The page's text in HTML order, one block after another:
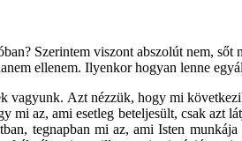
Szerintem viszont abszolút nem,
ellenem. Ilyenkor hogyan lenne
vagyunk. Azt nézzük, hogy mi
mi az, ami esetleg beteljesült, csak
tegnapban mi az, ami Isten